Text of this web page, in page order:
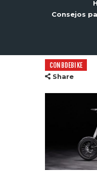
Consejos
CONBDEBIKE
Share